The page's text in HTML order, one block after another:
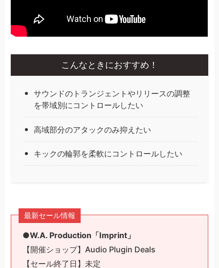
こんなときにおすすめ！
サウンドのトランジェントやリリースの調整
を帯域別にコントロールしたい
高域部分のアタックのみ抑えたい
キックの輪郭を柔軟にコントロールしたい
最新セール情報
●W.A. Production「Imprint」
【開催ショップ】Audio Plugin Deals
【セール終了日】未定